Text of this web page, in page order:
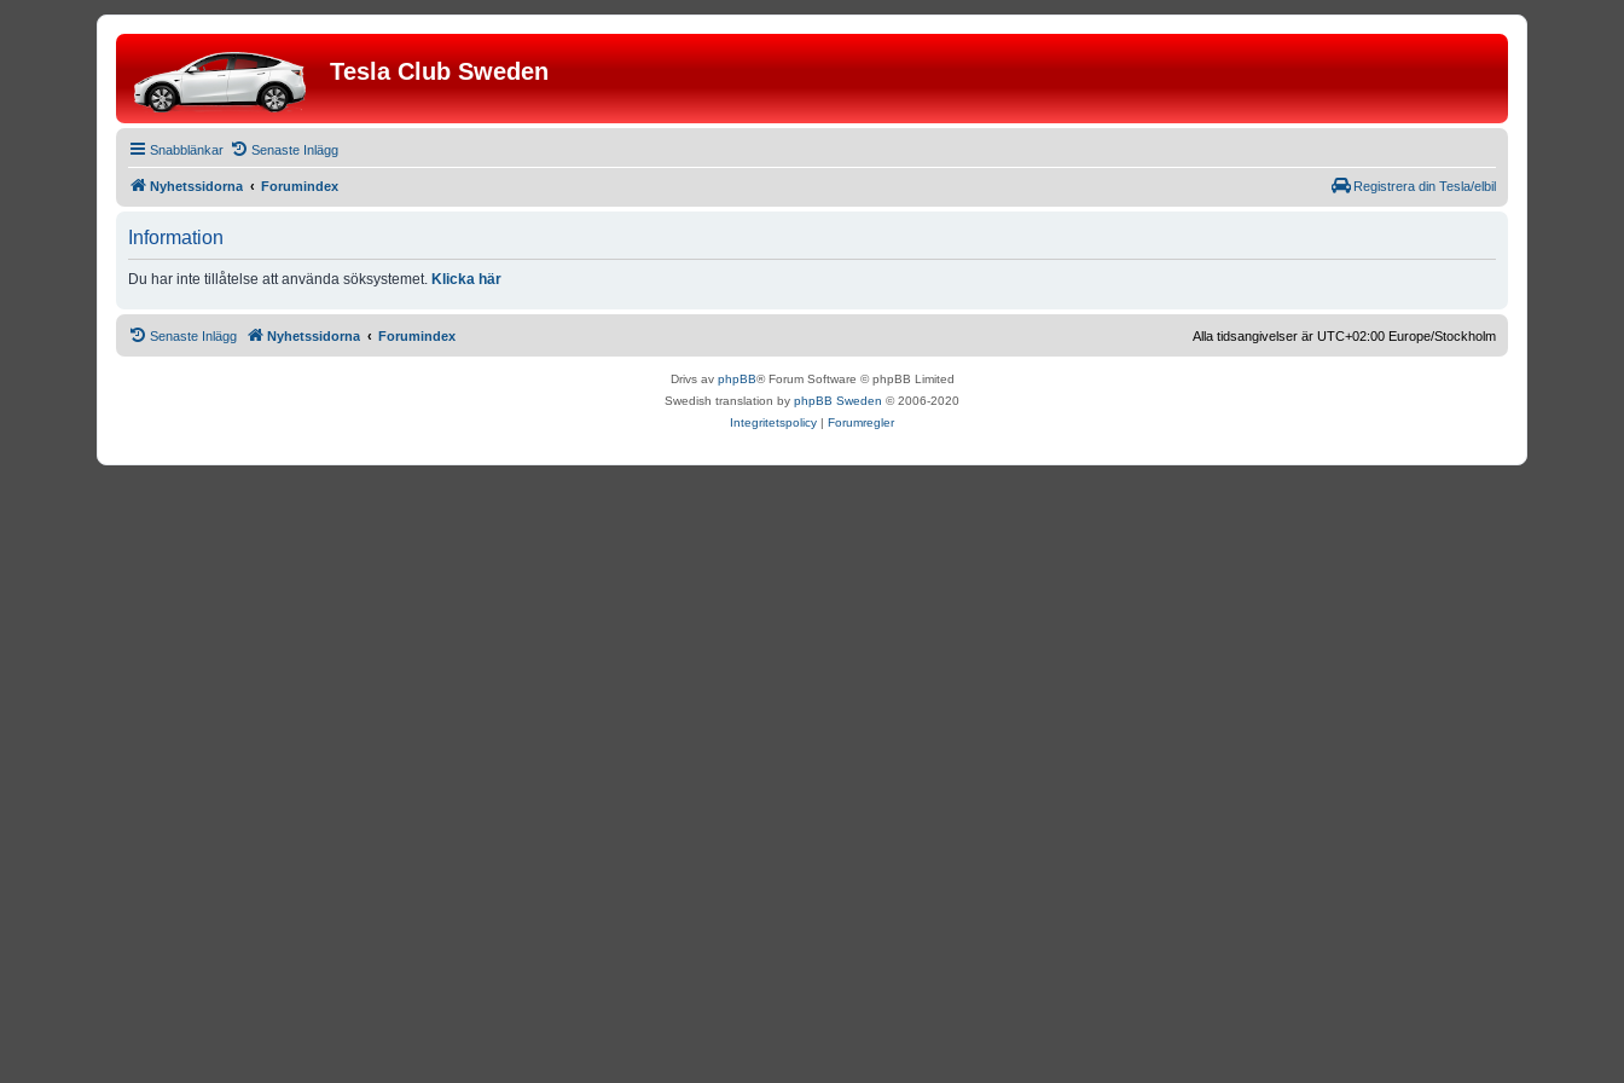
Tesla Club Sweden
Snabblänkar Senaste Inlägg
Nyhetssidorna Forumindex Registrera din Tesla/elbil
Information
Du har inte tillåtelse att använda söksystemet. Klicka här
Senaste Inlägg Nyhetssidorna Forumindex Alla tidsangivelser är UTC+02:00 Europe/Stockholm
Drivs av phpBB® Forum Software © phpBB Limited
Swedish translation by phpBB Sweden © 2006-2020
Integritetspolicy | Forumregler